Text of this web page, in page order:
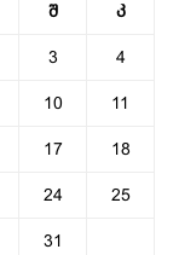
შ კ
3 4
10 11
17 18
24 25
31